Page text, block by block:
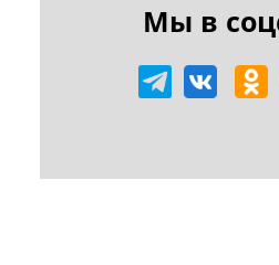
Мы в